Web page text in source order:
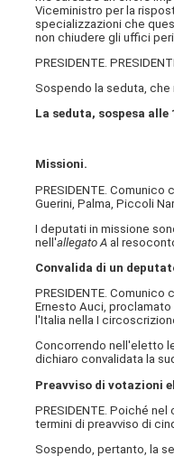
Viceministro per la
specializzazioni che
non chiudere gli uffici
PRESIDENTE.
Sospendo la seduta, che
La seduta, sospesa alle
Missioni.
PRESIDENTE.
Guerini, Palma, Piccoli
I deputati in missione
nell'allegato A al
Convalida di un
PRESIDENTE.
Ernesto Auci,
l'Italia nella I
Concorrendo nell'eletto
dichiaro convalidata la
Preavviso di votazioni
PRESIDENTE. Poiché
termini di preavviso di
Sospendo, pertanto, la